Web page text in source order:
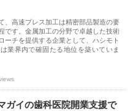
、高速プレス加工は精密部品製造の要
です。金属加工の分野で卓越した技術
ーチを提供する企業として、ハシモト
業界内で確固たる地位を築いていま
ガイの歯科医院開業支援で